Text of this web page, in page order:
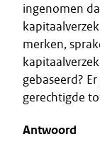
ingenomen
merken,
gebaseerd?
gerechtigde
Antwoord